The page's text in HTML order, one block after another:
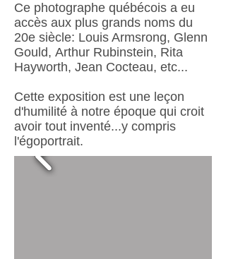
Ce photographe québécois a eu
accès aux plus grands noms du
20e siècle: Louis Armsrong, Glenn
Gould, Arthur Rubinstein, Rita
Hayworth, Jean Cocteau, etc...
Cette exposition est une leçon
d'humilité à notre époque qui croit
avoir tout inventé...y compris
l'égoportrait.